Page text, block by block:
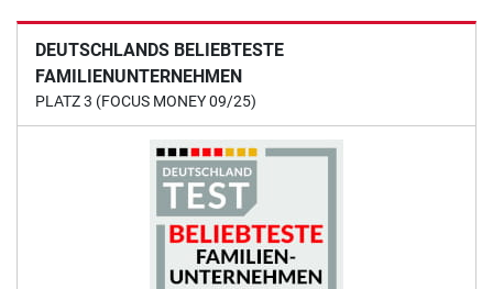
DEUTSCHLANDS BELIEBTESTE
FAMILIENUNTERNEHMEN
PLATZ 3 (FOCUS MONEY 09/25)